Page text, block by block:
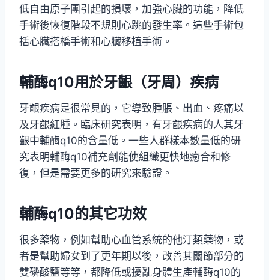
低自由原子團引起的損壞，加強心臟的功能，降低
手術後恢復階段不規則心跳的發生率。這些手術包
括心臟搭橋手術和心臟移植手術。
輔酶q10用於牙齦（牙周）疾病
牙齦疾病是很常見的，它導致腫脹、出血、疼痛以
及牙齦紅腫。臨床研究表明，有牙齦疾病的人其牙
齦中輔酶q10的含量低。一些人群樣本數量低的研
究表明輔酶q10補充劑能使組織更快地癒合和修
復，但是需要更多的研究來驗證。
輔酶q10的其它功效
很多藥物，例如幫助心血管系統的他汀類藥物，或
者是幫助婦女到了更年期以後，改善其關節部分的
雙磷酸鹽等等，都降低或擾亂身體生產輔酶q10的